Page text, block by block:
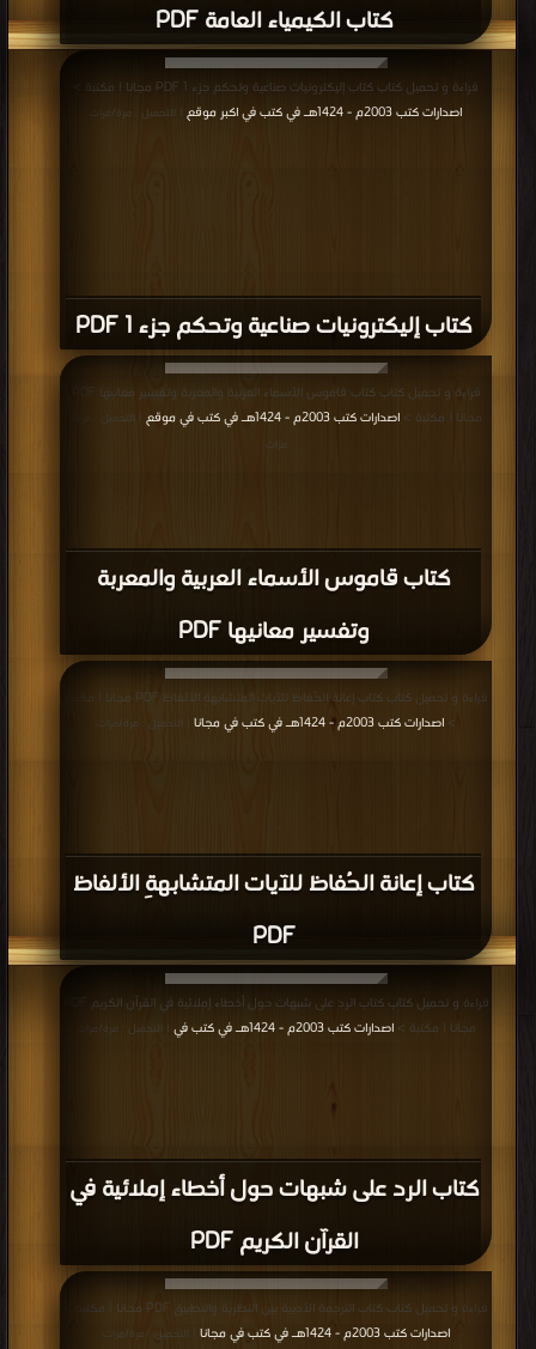
كتاب الكيمياء العامة PDF
كتاب إليكترونيات صناعية وتحكم جزء 1 PDF
قراءة و تحميل كتاب كتاب إليكترونيات صناعية وتحكم جزء 1 PDF مجانا | مكتبة >
اصدارات كتب 2003م - 1424هـ في كتب في اكبر موقع
| التحميل : مرة/مرات
كتاب قاموس الأسماء العربية والمعربة
وتفسير معانيها PDF
مجانا | مكتبة >اصدارات كتب 2003م - 1424هـ في كتب في موقع
| التحميل : مرة/
مرات
كتاب إعانة الحُفاظ للآيات المتشابهةِ الألفاظ
PDF
قراءة و تحميل كتاب كتاب إعانة الحُفاظ للآيات المتشابهةِ الألفاظ PDF مجانا | مكتبة
>اصدارات كتب 2003م - 1424هـ في كتب في مجانا | التحميل : مرة/مرات
كتاب الرد على شبهات حول أخطاء إملائية في
القرآن الكريم PDF
مجانا | مكتبة >اصدارات كتب 2003م - 1424هـ في كتب في | التحميل : مرة/مرات
قراءة و تحميل كتاب كتاب الترجمة الأدبية بين النظرية والتطبيق PDF مجانا | مكتبة >
اصدارات كتب 2003م - 1424هـ في كتب في مجانا
| التحميل : مرة/مرات